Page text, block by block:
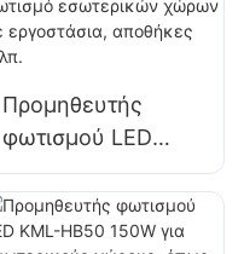
χώρων σε
εργοστάσια,
Προμηθευτής
φωτισμού LED
KML-HB50 100W
για φωτισμό
εσωτερικών